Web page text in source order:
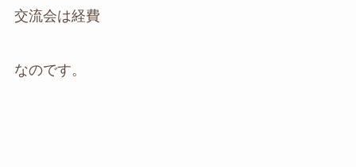
交流会は経費
なのです。